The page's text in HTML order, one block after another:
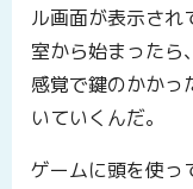
ル画面が表示され
室から始まったら
感覚で鍵のかかっ
いていくんだ。
ゲームに頭を使っ